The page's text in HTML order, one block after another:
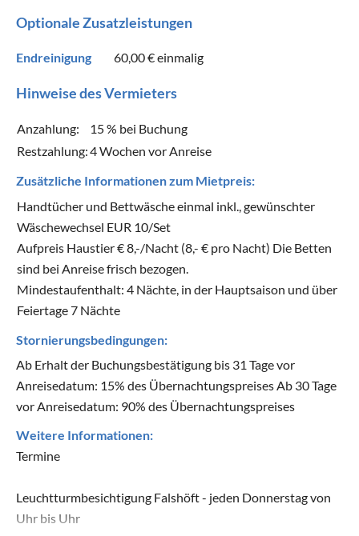
Optionale Zusatzleistungen
Endreinigung 60,00 €einmalig
Hinweise des Vermieters
Anzahlung:
15 % bei Buchung
Restzahlung:4 Wochen vor Anreise
Zusätzliche Informationen zum Mietpreis:
Handtücher und Bettwäsche einmal inkl., gewünschter
Wäschewechsel EUR 10/Set
Aufpreis Haustier € 8,-/Nacht (8,- € pro Nacht) Die Betten
sind bei Anreise frisch bezogen.
Mindestaufenthalt: 4 Nächte, in der Hauptsaison und über
Feiertage 7 Nächte
Stornierungsbedingungen:
Ab Erhalt der Buchungsbestätigung bis 31 Tage vor
Anreisedatum: 15% des Übernachtungspreises Ab 30 Tage
vor Anreisedatum: 90% des Übernachtungspreises
Weitere Informationen:
Termine
Leuchtturmbesichtigung Falshöft - jeden Donnerstag von
Uhr bis Uhr